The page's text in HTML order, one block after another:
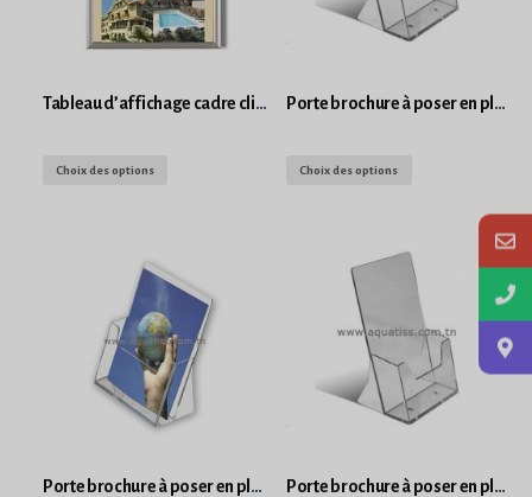
Tableau d’affichage cadre clic clack
Choix des options
Porte brochure à poser en plexiglass Format A5
Choix des options
Porte brochure à poser en plexiglass Format A4 Porte brochure à poser en plexiglass Format 1/3 A4 Portrait